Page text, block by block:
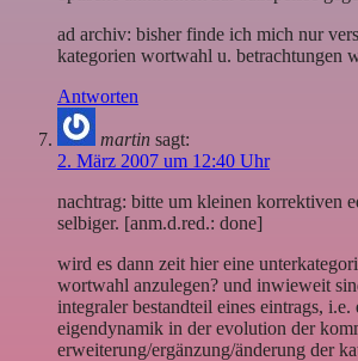
ad archiv: bisher finde ich mich nur
kategorien wortwahl u. betrachtungen
Antworten
martin sagt:
2. März 2007 um 12:40 Uhr
nachtrag: bitte um kleinen korrektiven
selbiger. [anm.d.red.: done]
wird es dann zeit hier eine
wortwahl anzulegen? und inwieweit
integraler bestandteil eines eintrags,
eigendynamik in der evolution der
erweiterung/ergänzung/änderung der